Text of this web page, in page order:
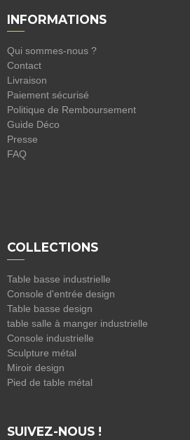
INFORMATIONS
Qui sommes-nous ?
Contact
Livraison
Paiement sécurisé
Politique de Remboursement
Guide Déco
Presse
FAQ
COLLECTIONS
Table basse industrielle
Console d'entrée design
Table basse design
table salle à manger industrielle
Console industrielle
Sculpture métal
Miroir design
Pied de table métal
SUIVEZ-NOUS !